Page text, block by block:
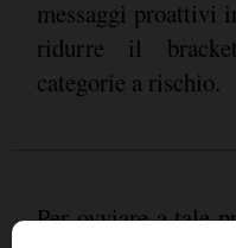
messaggi proattivi
ridurre il
categorie a rischio.
Per ovviare a tale